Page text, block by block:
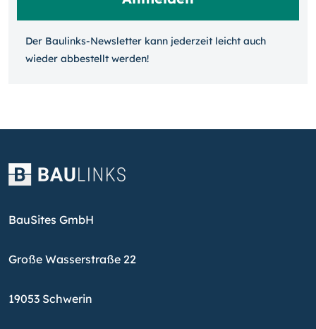
Der Baulinks-Newsletter kann jeder­zeit leicht auch
wieder ab­bestellt werden!
BauSites GmbH
Große Wasserstraße 22
19053 Schwerin